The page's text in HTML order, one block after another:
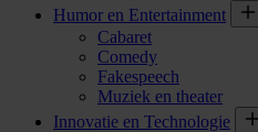
Humor en Entertainment
Cabaret
Comedy
Fakespeech
Muziek en theater
Innovatie en Technologie